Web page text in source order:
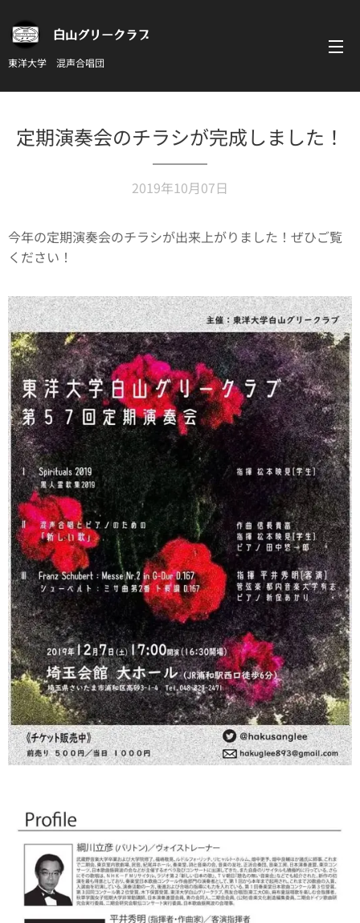
白山グリークラブ
東洋大学 混声合唱団
定期演奏会のチラシが完成しました！
2019年10月07日
今年の定期演奏会のチラシが出来上がりました！ぜひご覧
ください！